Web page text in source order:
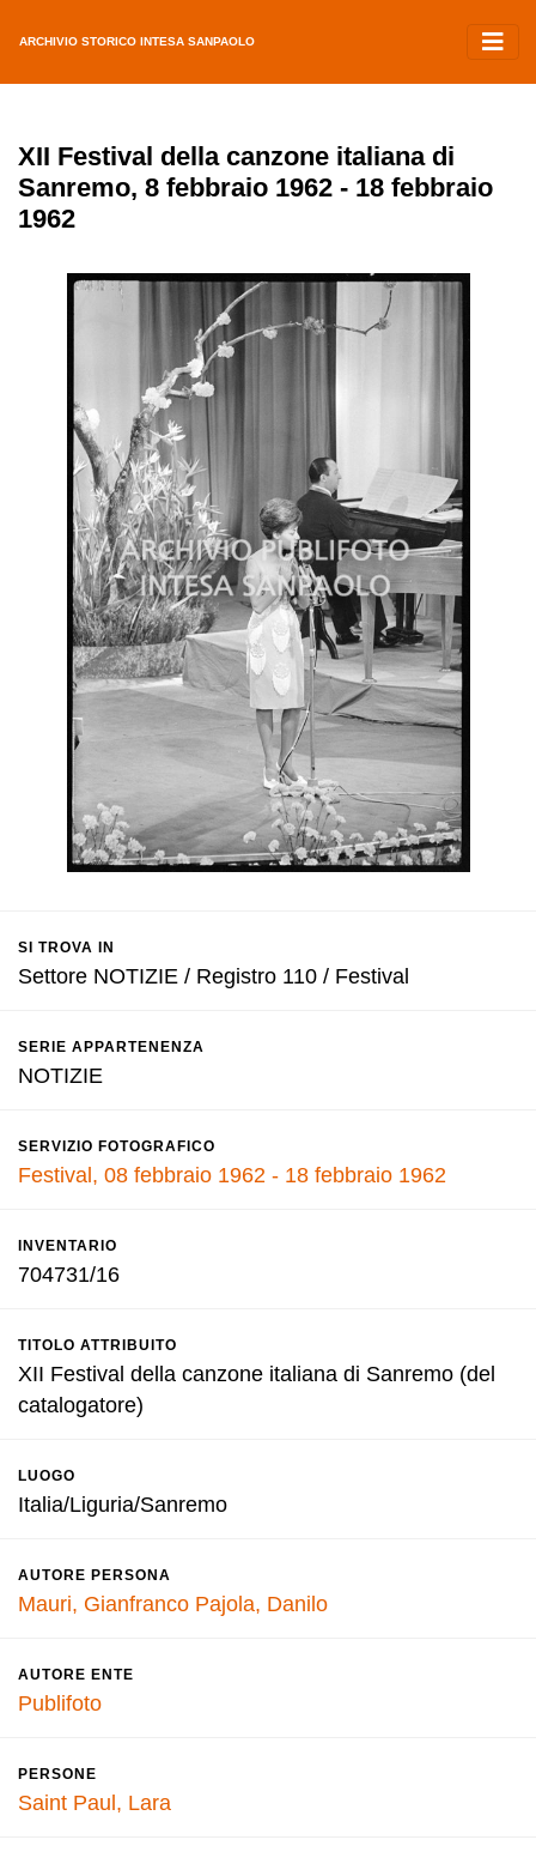
ARCHIVIO STORICO INTESA SANPAOLO
XII Festival della canzone italiana di
Sanremo, 8 febbraio 1962 - 18 febbraio
1962
SI TROVA IN
Settore NOTIZIE / Registro 110 / Festival
SERIE APPARTENENZA
NOTIZIE
SERVIZIO FOTOGRAFICO
Festival, 08 febbraio 1962 - 18 febbraio 1962
INVENTARIO
704731/16
TITOLO ATTRIBUITO
XII Festival della canzone italiana di Sanremo (del
catalogatore)
LUOGO
Italia/Liguria/Sanremo
AUTORE PERSONA
Mauri, Gianfranco Pajola, Danilo
AUTORE ENTE
Publifoto
PERSONE
Saint Paul, Lara